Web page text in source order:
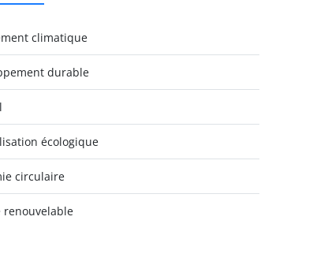
climatique
durable
écologique
circulaire
renouvelable